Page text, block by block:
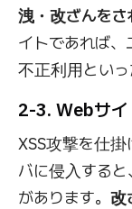
洩・改ざんをさ
イトであれば
不正利用といっ
2-3. Webサ
XSS攻撃を仕
バに侵入する
があります。 改